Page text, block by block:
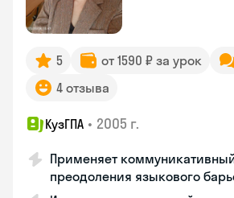
5 от 1590 ₽ за урок
4 отзыва
КузГПА • 2005 г.
Применяет
преодоления языкового